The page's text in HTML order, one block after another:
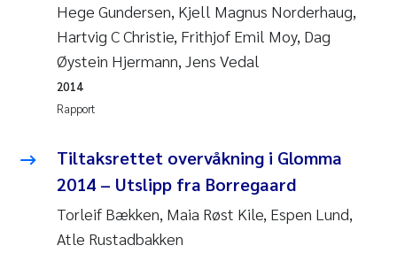
2015
2014
2013
2012
2011
2010
Ellen Johannesen
Steen Wilhelm Knudsen
Paul Ragnar Berg
Øyvind Kaste
Christian Vogelsang
Hege Gundersen, Kjell Magnus Norderhaug,
Hartvig C Christie, Frithjof Emil Moy, Dag
Øystein Hjermann, Jens Vedal
Rapport
2014
Tiltaksrettet overvåkning i Glomma
2014 – Utslipp fra Borregaard
Torleif Bækken, Maia Røst Kile, Espen Lund,
Atle Rustadbakken